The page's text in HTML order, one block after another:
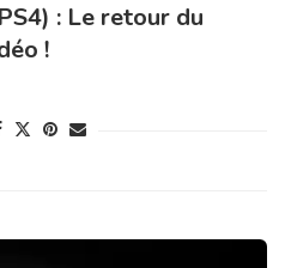
: Le retour du
!